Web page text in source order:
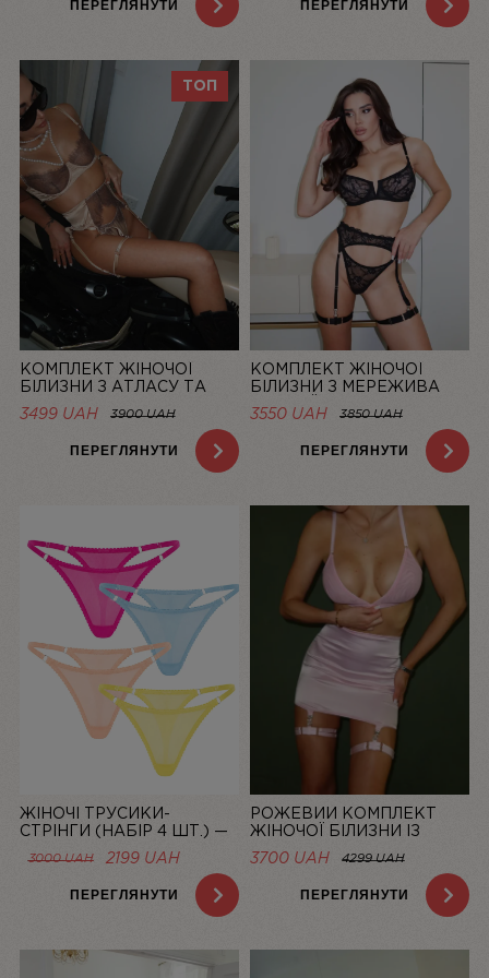
ПЕРЕГЛЯНУТИ ПЕРЕГЛЯНУТИ
ТОП
КОМПЛЕКТ ЖІНОЧОЇ
БІЛИЗНИ З АТЛАСУ ТА
МЕРЕЖИВА CHAMPAGNE |
LINIYA
3499 UAH 3900 UAH
ПЕРЕГЛЯНУТИ
КОМПЛЕКТ ЖІНОЧОЇ
БІЛИЗНИ З МЕРЕЖИВА
ЧОРНИЙ MUSE | LINIYA
3550 UAH 3850 UAH
ПЕРЕГЛЯНУТИ
ЖІНОЧІ ТРУСИКИ-
СТРІНГИ (НАБІР 4 ШТ.) —
СІТКА “LA DOLCE VITA”
3000UAH
ОРИГІНАЛЬНА
3000 UAH.
2199 UAHПОТОЧНА
ЦІНА:
2199 UAH.
ПЕРЕГЛЯНУТИ
РОЖЕВИЙ КОМПЛЕКТ
ЖІНОЧОЇ БІЛИЗНИ ІЗ
СІТОЧКИ ЗІ СПІДНИЦЕЮ
BASIC PINK | LINIYA
3700 UAH 4299 UAH
ПЕРЕГЛЯНУТИ